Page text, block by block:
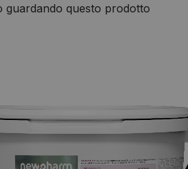
guardando questo prodotto